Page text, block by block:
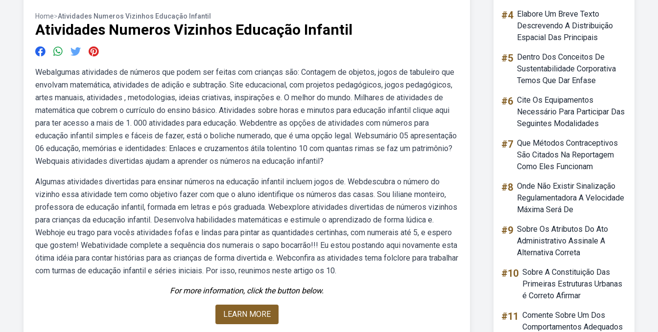
Home>Atividades Numeros Vizinhos Educação Infantil
Atividades Numeros Vizinhos Educação Infantil
Webalgumas atividades de números que podem ser feitas com crianças são: Contagem de objetos, jogos de tabuleiro que
envolvam matemática, atividades de adição e subtração. Site educacional, com projetos pedagógicos, jogos pedagógicos,
artes manuais, atividades , metodologias, ideias criativas, inspirações e. O melhor do mundo. Milhares de atividades de
matemática que cobrem o currículo do ensino básico. Atividades sobre horas e minutos para educação infantil clique aqui
para ter acesso a mais de 1. 000 atividades para educação. Webdentre as opções de atividades com números para
educação infantil simples e fáceis de fazer, está o boliche numerado, que é uma opção legal. Websumário 05 apresentação
06 educação, memórias e identidades: Enlaces e cruzamentos átila tolentino 10 com quantas rimas se faz um patrimônio?
Webquais atividades divertidas ajudam a aprender os números na educação infantil?
Algumas atividades divertidas para ensinar números na educação infantil incluem jogos de. Webdescubra o número do
vizinho essa atividade tem como objetivo fazer com que o aluno identifique os números das casas. Sou liliane monteiro,
professora de educação infantil, formada em letras e pós graduada. Webexplore atividades divertidas de números vizinhos
para crianças da educação infantil. Desenvolva habilidades matemáticas e estimule o aprendizado de forma lúdica e.
Webhoje eu trago para vocês atividades fofas e lindas para pintar as quantidades certinhas, com numerais até 5, e espero
que gostem! Webatividade complete a sequência dos numerais o sapo bocarrão!!! Eu estou postando aqui novamente esta
ótima idéia para contar histórias para as crianças de forma divertida e. Webconfira as atividades tema folclore para trabalhar
com turmas de educação infantil e séries iniciais. Por isso, reunimos neste artigo os 10.
For more information, click the button below.
LEARN MORE
#4 Elabore Um Breve Texto
Descrevendo A Distribuição
Espacial Das Principais
#5 Dentro Dos Conceitos De
Sustentabilidade Corporativa
Temos Que Dar Enfase
#6 Cite Os Equipamentos
Necessário Para Participar Das
Seguintes Modalidades
#7 Que Métodos Contraceptivos
São Citados Na Reportagem
Como Eles Funcionam
#8 Onde Não Existir Sinalização
Regulamentadora A Velocidade
Máxima Será De
#9 Sobre Os Atributos Do Ato
Administrativo Assinale A
Alternativa Correta
#10 Sobre A Constituição Das
Primeiras Estruturas Urbanas
é Correto Afirmar
#11 Comente Sobre Um Dos
Comportamentos Adequados